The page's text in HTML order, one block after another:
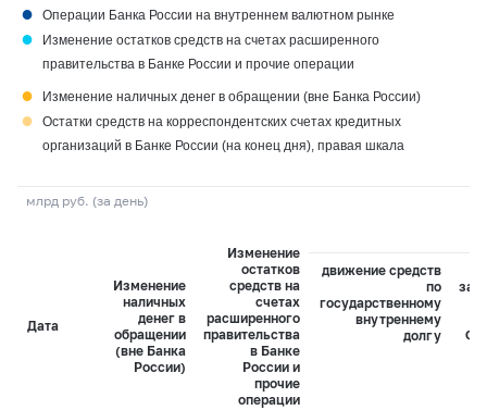
● Операции Банка России на внутреннем валютном рынке
●
Изменение остатков средств на счетах расширенного
правительства в Банке России и прочие операции
● Изменение наличных денег в обращении (вне Банка России)
●
Остатки средств на корреспондентских счетах кредитных
организаций в Банке России (на конец дня), правая шкала
млрд руб. (за день)
Дата
Изменение
наличных
денег в
обращении
(вне Банка
России)
Изменение
остатков
средств на
счетах
расширенного
правительства
в Банке
России и
прочие
операции
движение средств
по
государственному
внутреннему
долгу